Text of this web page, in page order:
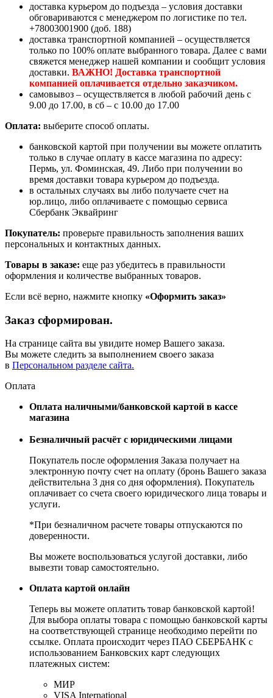
доставка курьером до подъезда – условия доставки
обговариваются с менеджером по логистике по тел.
+78003001900 (доб. 188)
доставка транспортной компанией – осуществляется
только по 100% оплате выбранного товара. Далее с вами
свяжется менеджер нашей компании и сообщит условия
доставки. ВАЖНО! Доставка транспортной
компанией оплачивается отдельно заказчиком.
самовывоз – осуществляется в любой рабочий день с
9.00 до 17.00, в сб – с 10.00 до 17.00
Оплата: выберите способ оплаты.
банковской картой при получении вы можете оплатить
только в случае оплату в кассе магазина по адресу:
Пермь, ул. Фоминская, 49. Либо при получении во
время доставки товара курьером до подъезда.
в остальных случаях вы либо получаете счет на
юр.лицо, либо оплачиваете с помощью сервиса
Сбербанк Эквайринг
Покупатель: проверьте правильность заполнения ваших
персональных и контактных данных.
Товары в заказе: еще раз убедитесь в правильности
оформления и количестве выбранных товаров.
Если всё верно, нажмите кнопку «Оформить заказ»
Заказ сформирован.
На странице сайта вы увидите номер Вашего заказа.
Вы можете следить за выполнением своего заказа
в Персональном разделе сайта.
Оплата
Оплата наличными/банковской картой в кассе
магазина
Безналичный расчёт с юридическими лицами
Покупатель после оформления Заказа получает на
электронную почту счет на оплату (бронь Вашего заказа
действительна 3 дня со дня оформления). Покупатель
оплачивает со счета своего юридического лица товары и
услуги.
*При безналичном расчете товары отпускаются по
доверенности.
Вы можете воспользоваться услугой доставки, либо
вывезти товар самостоятельно.
Оплата картой онлайн
Теперь вы можете оплатить товар банковской картой!
Для выбора оплаты товара с помощью банковской карты
на соответствующей странице необходимо перейти по
ссылке. Оплата происходит через ПАО СБЕРБАНК с
использованием Банковских карт следующих
платежных систем:
МИР
VISA International